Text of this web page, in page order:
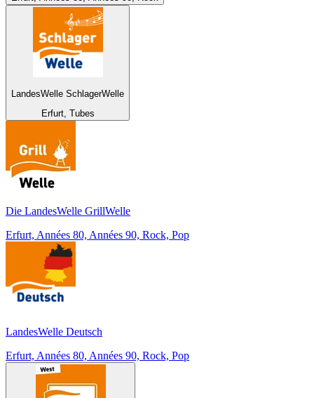
LandesWelle SchlagerWelle
Erfurt, Tubes
Die LandesWelle GrillWelle
Erfurt, Années 80, Années 90, Rock, Pop
LandesWelle Deutsch
Erfurt, Années 80, Années 90, Rock, Pop